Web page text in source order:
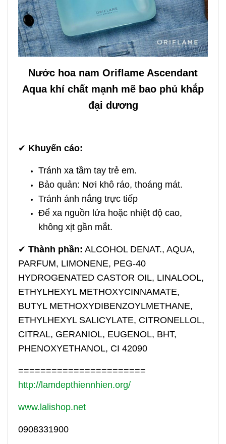
Nước hoa nam Oriflame Ascendant
Aqua khí chất mạnh mẽ bao phủ khắp
đại dương
✔ Khuyến cáo:
Tránh xa tầm tay trẻ em.
Bảo quản: Nơi khô ráo, thoáng mát.
Tránh ánh nắng trực tiếp
Để xa nguồn lửa hoặc nhiệt độ cao,
không xịt gần mắt.
✔ Thành phần: ALCOHOL DENAT., AQUA,
PARFUM, LIMONENE, PEG-40
HYDROGENATED CASTOR OIL, LINALOOL,
ETHYLHEXYL METHOXYCINNAMATE,
BUTYL METHOXYDIBENZOYLMETHANE,
ETHYLHEXYL SALICYLATE, CITRONELLOL,
CITRAL, GERANIOL, EUGENOL, BHT,
PHENOXYETHANOL, CI 42090
=======================
http://lamdepthiennhien.org/
www.lalishop.net
0908331900